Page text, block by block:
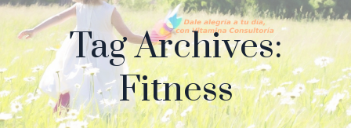
Tag Archives:
Fitness